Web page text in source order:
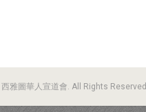
雅圖華人宣道會. All Rights Reserved